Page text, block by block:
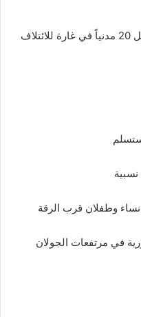
في مرتفعات الجولان